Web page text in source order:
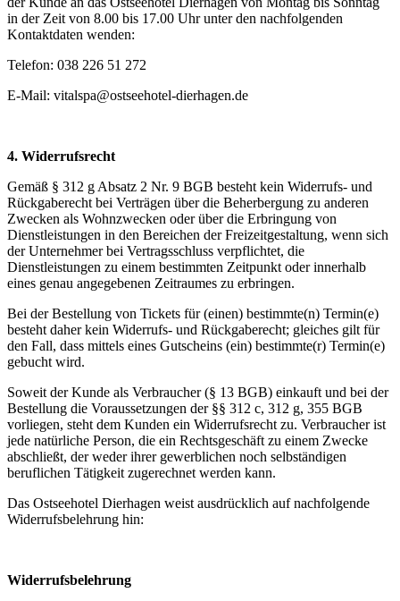
in der Zeit von 8.00 bis 17.00 Uhr unter den nachfolgenden
Kontaktdaten wenden:
Telefon: 038 226 51 272
E-Mail: vitalspa@ostseehotel-dierhagen.de
4. Widerrufsrecht
Gemäß § 312 g Absatz 2 Nr. 9 BGB besteht kein Widerrufs- und
Rückgaberecht bei Verträgen über die Beherbergung zu anderen
Zwecken als Wohnzwecken oder über die Erbringung von
Dienstleistungen in den Bereichen der Freizeitgestaltung, wenn sich
der Unternehmer bei Vertragsschluss verpflichtet, die
Dienstleistungen zu einem bestimmten Zeitpunkt oder innerhalb
eines genau angegebenen Zeitraumes zu erbringen.
Bei der Bestellung von Tickets für (einen) bestimmte(n) Termin(e)
besteht daher kein Widerrufs- und Rückgaberecht; gleiches gilt für
den Fall, dass mittels eines Gutscheins (ein) bestimmte(r) Termin(e)
gebucht wird.
Soweit der Kunde als Verbraucher (§ 13 BGB) einkauft und bei der
Bestellung die Voraussetzungen der §§ 312 c, 312 g, 355 BGB
vorliegen, steht dem Kunden ein Widerrufsrecht zu. Verbraucher ist
jede natürliche Person, die ein Rechtsgeschäft zu einem Zwecke
abschließt, der weder ihrer gewerblichen noch selbständigen
beruflichen Tätigkeit zugerechnet werden kann.
Das Ostseehotel Dierhagen weist ausdrücklich auf nachfolgende
Widerrufsbelehrung hin:
Widerrufsbelehrung